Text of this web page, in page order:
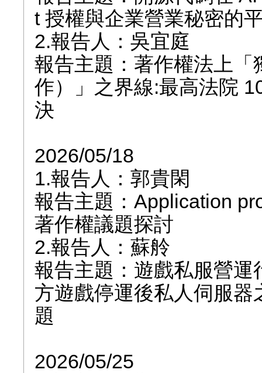
t 授權與企業營業秘密的
2.報告人：吳宜庭
報告主題：著作權法上
作）」之界線:最高法院
決
2026/05/18
1.報告人：郭貴閑
報告主題：Application
著作權議題探討
2.報告人：蘇舲
報告主題：遊戲私服營
方遊戲停運後私人伺服
題
2026/05/25